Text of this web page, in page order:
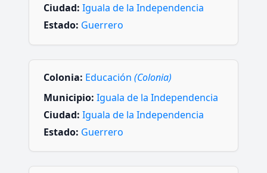
Ciudad: Iguala de la Independencia
Estado: Guerrero
Colonia: Educación (Colonia)
Municipio: Iguala de la Independencia
Ciudad: Iguala de la Independencia
Estado: Guerrero